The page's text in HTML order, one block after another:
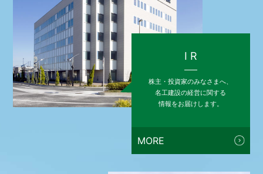
I R
株主・投資家のみなさまへ、
名工建設の経営に関する
情報をお届けします。
MORE